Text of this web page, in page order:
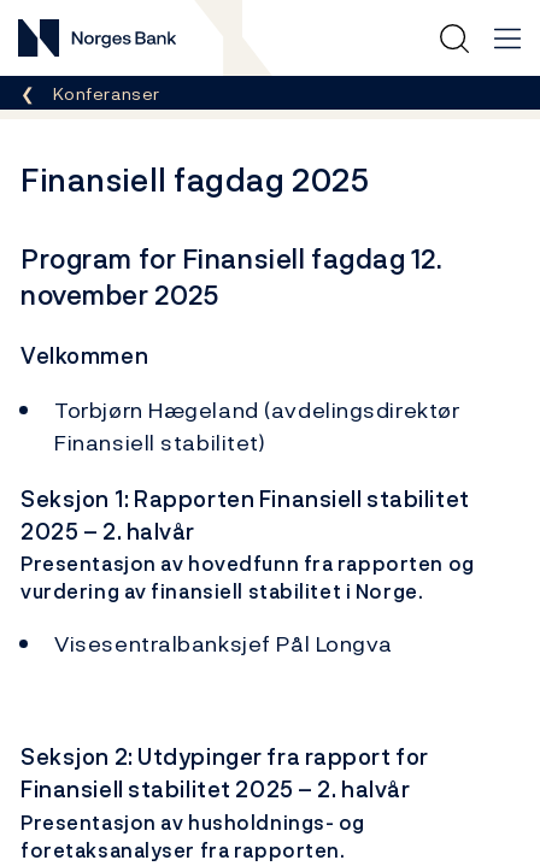
Norges Bank
Her er du nå:
Konferanser
Finansiell fagdag 2025
Program for Finansiell fagdag 12.
november 2025
Velkommen
Torbjørn Hægeland (avdelingsdirektør
Finansiell stabilitet)
Seksjon 1: Rapporten Finansiell stabilitet
2025 – 2. halvår
Presentasjon av hovedfunn fra rapporten og
vurdering av finansiell stabilitet i Norge.
Visesentralbanksjef Pål Longva
Seksjon 2: Utdypinger fra rapport for
Finansiell stabilitet 2025 – 2. halvår
Presentasjon av husholdnings- og
foretaksanalyser fra rapporten.